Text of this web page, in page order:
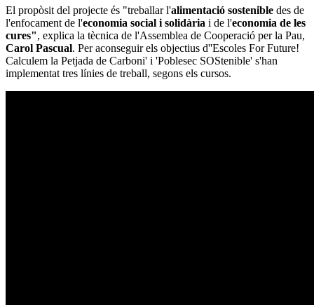
El propòsit del projecte és "treballar l'alimentació sostenible des de
l'enfocament de l'economia social i solidària i de l'economia de les
cures", explica la tècnica de l'Assemblea de Cooperació per la Pau,
Carol Pascual. Per aconseguir els objectius d''Escoles For Future!
Calculem la Petjada de Carboni' i 'Poblesec SOStenible' s'han
implementat tres línies de treball, segons els cursos.